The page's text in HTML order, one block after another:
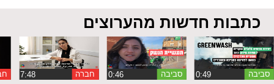
כתבות חדשות מהערוצים
סביבה סביבה ‏0:46 חברה